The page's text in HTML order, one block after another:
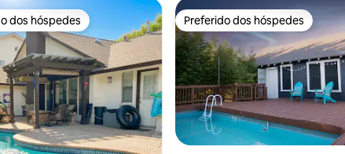
de 5, 114 avaliações
preferidos dos hóspedes
dos hóspedes Preferido dos hóspedes
Preferido dos hóspedes